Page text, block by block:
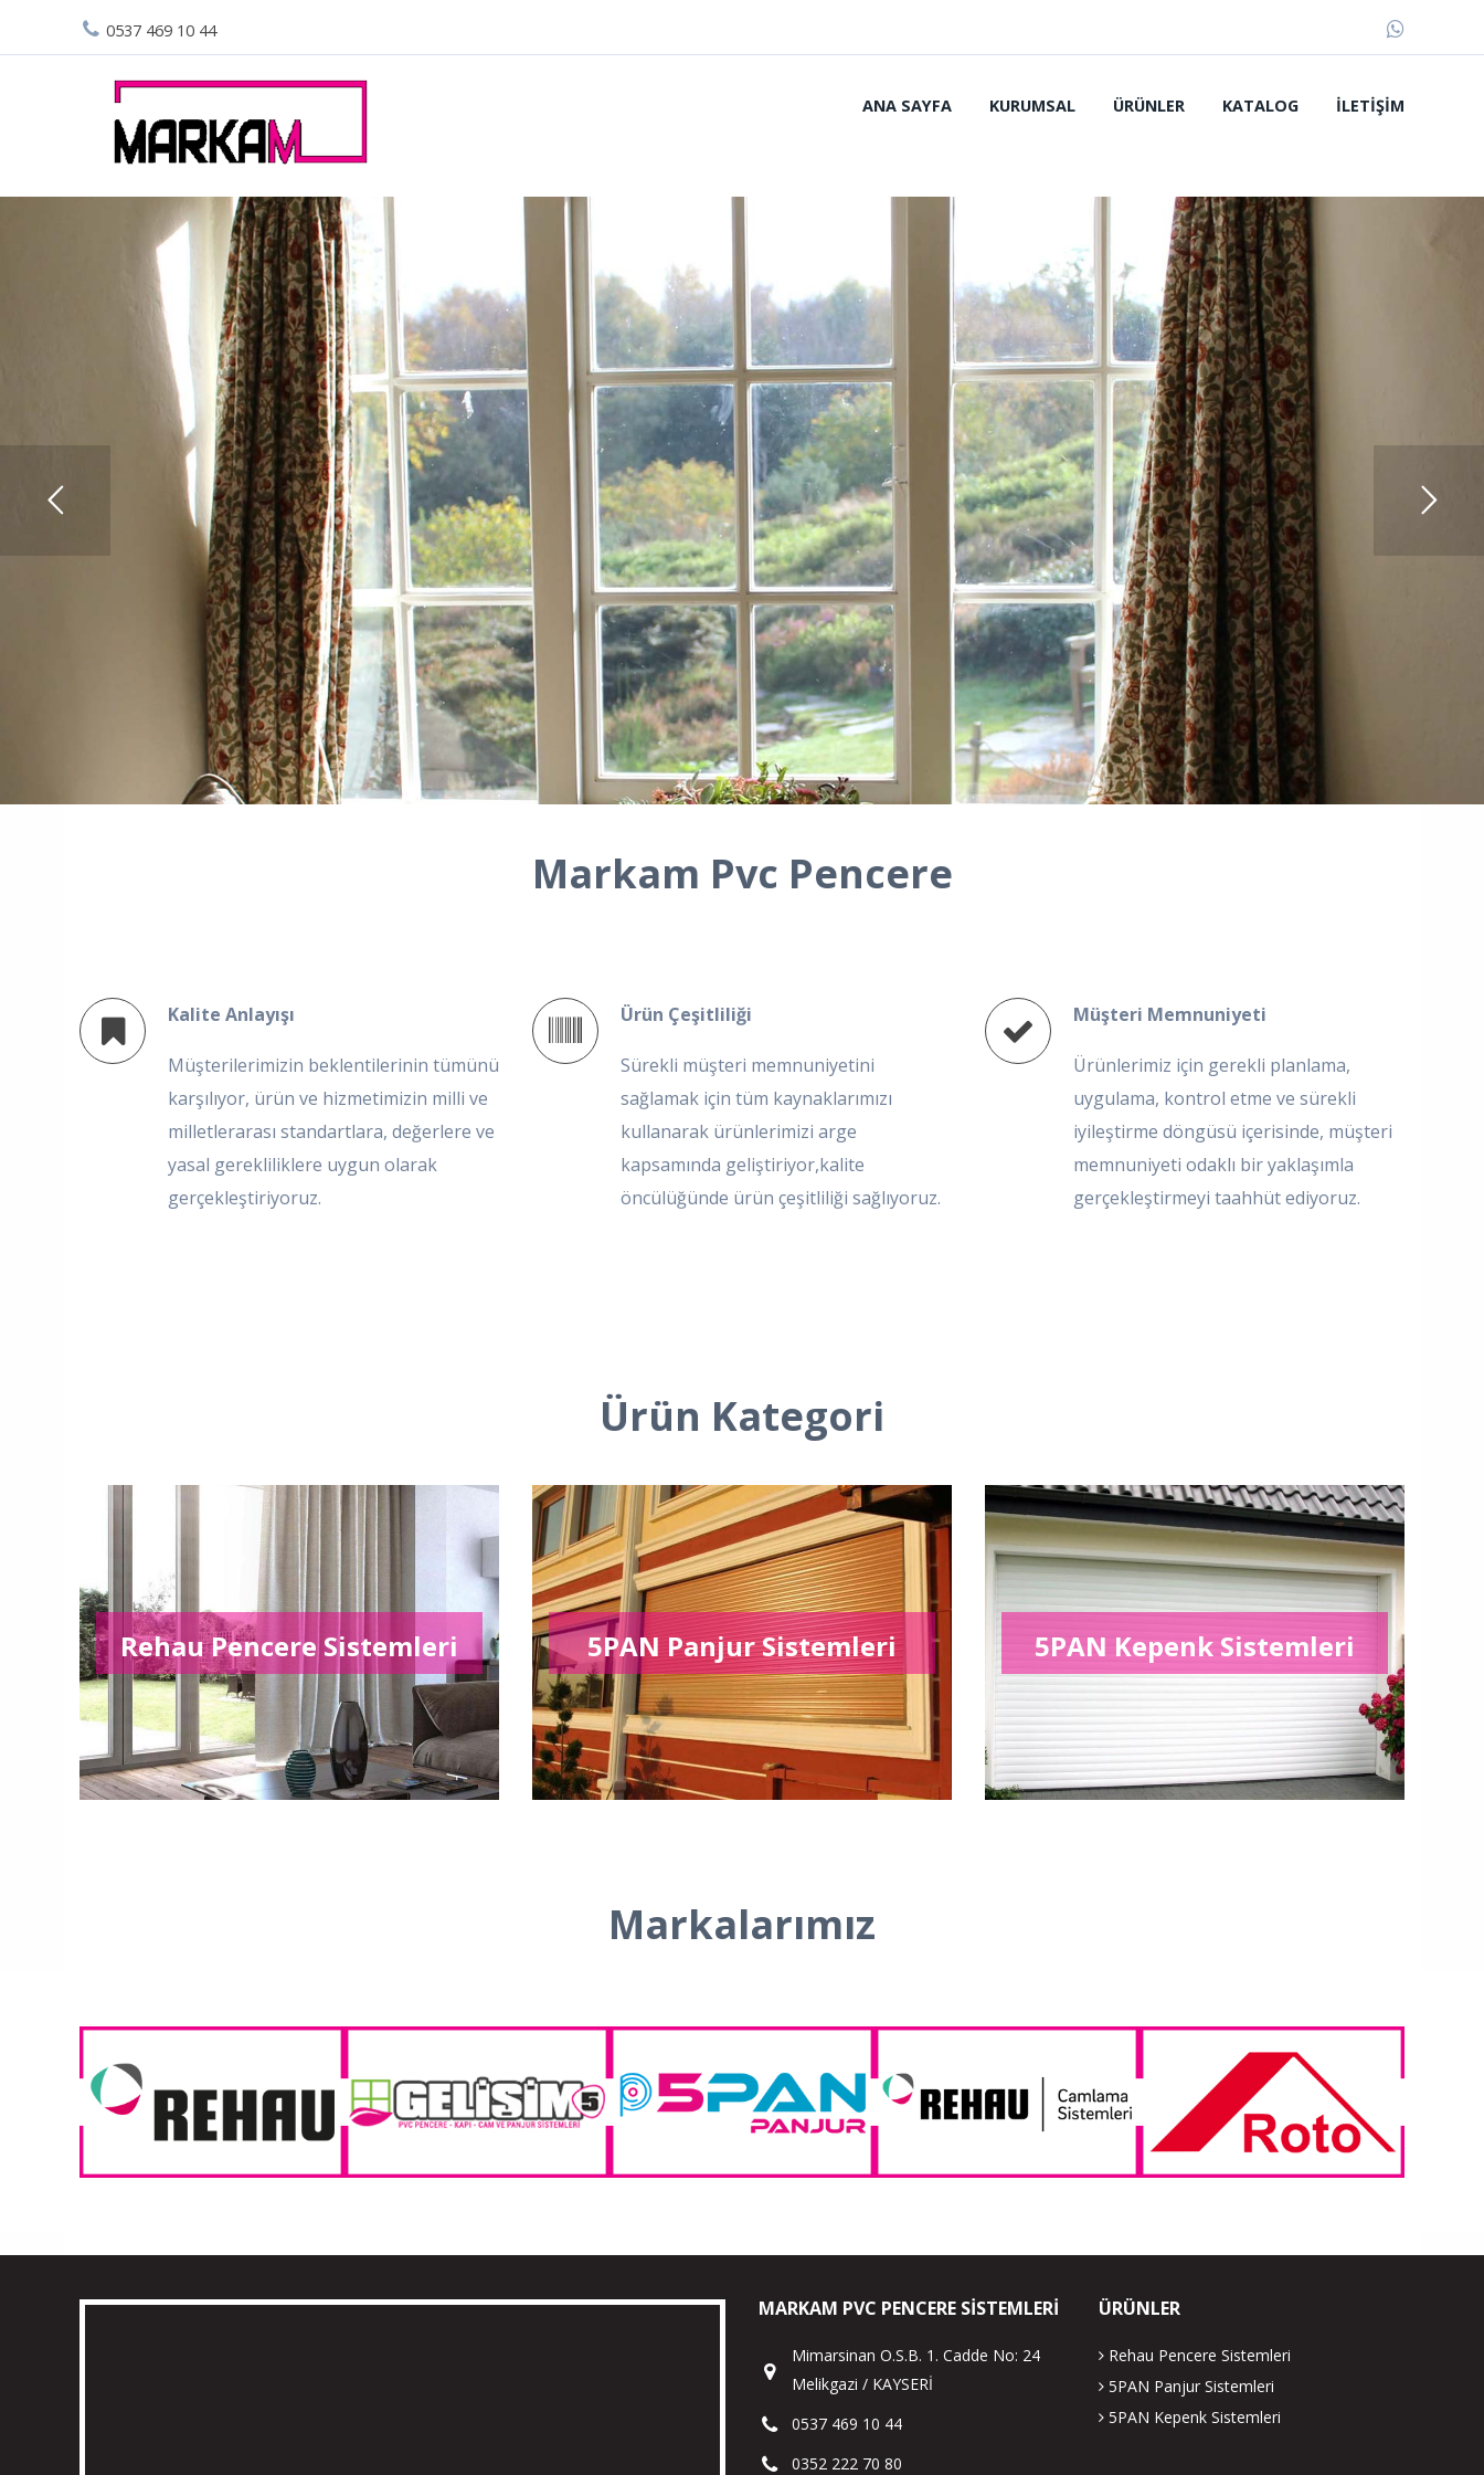
0537 469 10 44
ANA SAYFA KURUMSAL ÜRÜNLER KATALOG İLETIŞIM
Markam Pvc Pencere
Kalite Anlayışı
Müşterilerimizin beklentilerinin tümünü
karşılıyor, ürün ve hizmetimizin milli ve
milletlerarası standartlara, değerlere ve
yasal gerekliliklere uygun olarak
gerçekleştiriyoruz.
Ürün Çeşitliliği
Sürekli müşteri memnuniyetini
sağlamak için tüm kaynaklarımızı
kullanarak ürünlerimizi arge
kapsamında geliştiriyor,kalite
öncülüğünde ürün çeşitliliği sağlıyoruz.
Müşteri Memnuniyeti
Ürünlerimiz için gerekli planlama,
uygulama, kontrol etme ve sürekli
iyileştirme döngüsü içerisinde, müşteri
memnuniyeti odaklı bir yaklaşımla
gerçekleştirmeyi taahhüt ediyoruz.
Ürün Kategori
Rehau Pencere Sistemleri 5PAN Panjur Sistemleri 5PAN Kepenk Sistemleri
Markalarımız
MARKAM PVC PENCERE SISTEMLERI
Mimarsinan O.S.B. 1. Cadde No: 24
Melikgazi / KAYSERİ
0537 469 10 44
0352 222 70 80
ÜRÜNLER
Rehau Pencere Sistemleri
5PAN Panjur Sistemleri
5PAN Kepenk Sistemleri